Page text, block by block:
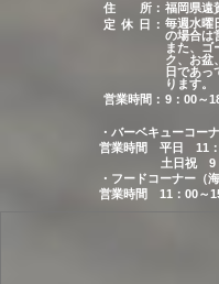
住 所： 福岡県遠
定 休 日
： 毎週水曜
の場合は
また、ゴ
ク、お盆
日であっ
ります。
営業時間： 9：00～
・バーベキューコー
営業時間
平日
11
土日祝
9
・フードコーナー（
営業時間
11：00～